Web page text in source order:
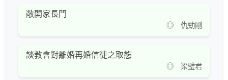
敞開家長門
◎ 仇勁剛
談教會對離婚再婚信徒之取態
◎ 梁璧君